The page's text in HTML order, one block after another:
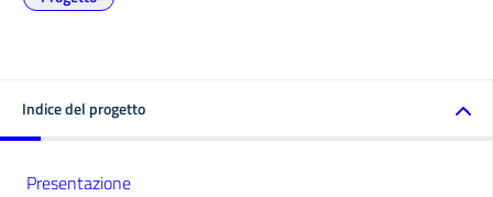
Indice del progetto
Presentazione